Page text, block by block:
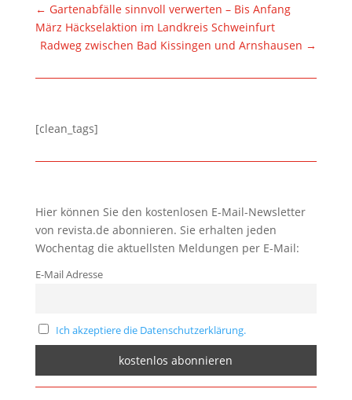
← Gartenabfälle sinnvoll verwerten – Bis Anfang
März Häckselaktion im Landkreis Schweinfurt
Radweg zwischen Bad Kissingen und Arnshausen →
[clean_tags]
Hier können Sie den kostenlosen E-Mail-Newsletter
von revista.de abonnieren. Sie erhalten jeden
Wochentag die aktuellsten Meldungen per E-Mail:
E-Mail Adresse
Ich akzeptiere die Datenschutzerklärung.